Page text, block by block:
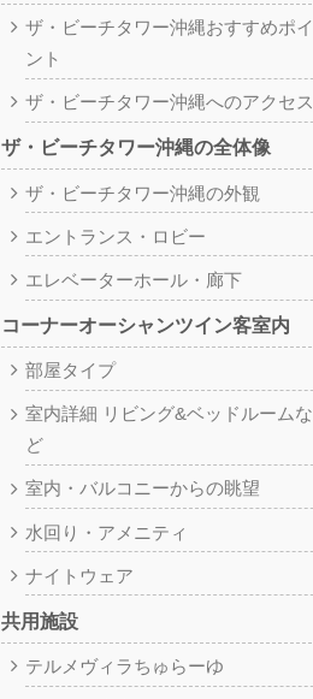
ザ・ビーチタワー沖縄おすすめポイ
ント
ザ・ビーチタワー沖縄へのアクセス
ザ・ビーチタワー沖縄の全体像
ザ・ビーチタワー沖縄の外観
エントランス・ロビー
エレベーターホール・廊下
コーナーオーシャンツイン客室内
部屋タイプ
室内詳細 リビング&ベッドルームな
ど
室内・バルコニーからの眺望
水回り・アメニティ
ナイトウェア
共用施設
テルメヴィラちゅらーゆ